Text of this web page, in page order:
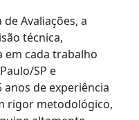
Avaliações, a
técnica,
em cada trabalho
SP e
de experiência
rigor metodológico,